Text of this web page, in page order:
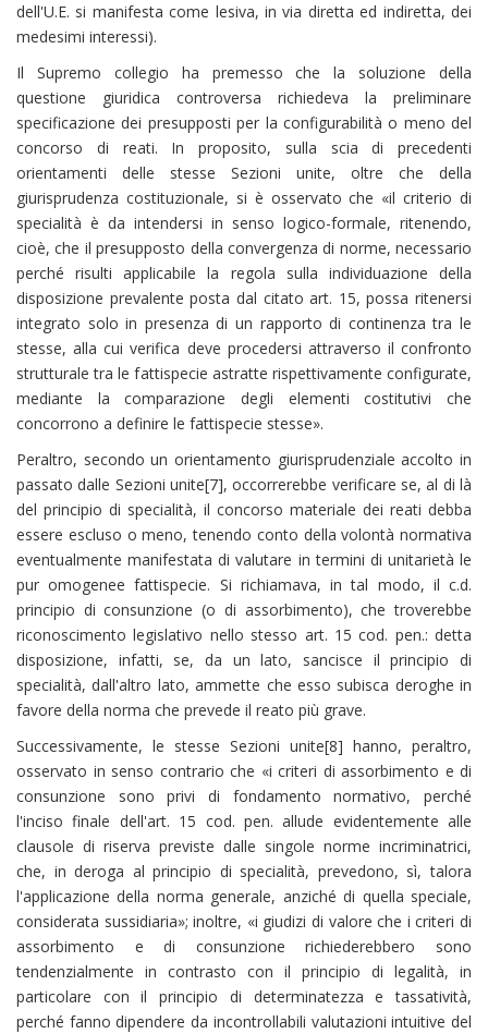
dell'U.E. si manifesta come lesiva, in via diretta ed indiretta, dei
medesimi interessi).
Il Supremo collegio ha premesso che la soluzione della
questione giuridica controversa richiedeva la preliminare
specificazione dei presupposti per la configurabilità o meno del
concorso di reati. In proposito, sulla scia di precedenti
orientamenti delle stesse Sezioni unite, oltre che della
giurisprudenza costituzionale, si è osservato che «il criterio di
specialità è da intendersi in senso logico-formale, ritenendo,
cioè, che il presupposto della convergenza di norme, necessario
perché risulti applicabile la regola sulla individuazione della
disposizione prevalente posta dal citato art. 15, possa ritenersi
integrato solo in presenza di un rapporto di continenza tra le
stesse, alla cui verifica deve procedersi attraverso il confronto
strutturale tra le fattispecie astratte rispettivamente configurate,
mediante la comparazione degli elementi costitutivi che
concorrono a definire le fattispecie stesse».
Peraltro, secondo un orientamento giurisprudenziale accolto in
passato dalle Sezioni unite[7], occorrerebbe verificare se, al di là
del principio di specialità, il concorso materiale dei reati debba
essere escluso o meno, tenendo conto della volontà normativa
eventualmente manifestata di valutare in termini di unitarietà le
pur omogenee fattispecie. Si richiamava, in tal modo, il c.d.
principio di consunzione (o di assorbimento), che troverebbe
riconoscimento legislativo nello stesso art. 15 cod. pen.: detta
disposizione, infatti, se, da un lato, sancisce il principio di
specialità, dall'altro lato, ammette che esso subisca deroghe in
favore della norma che prevede il reato più grave.
Successivamente, le stesse Sezioni unite[8] hanno, peraltro,
osservato in senso contrario che «i criteri di assorbimento e di
consunzione sono privi di fondamento normativo, perché
l'inciso finale dell'art. 15 cod. pen. allude evidentemente alle
clausole di riserva previste dalle singole norme incriminatrici,
che, in deroga al principio di specialità, prevedono, sì, talora
l'applicazione della norma generale, anziché di quella speciale,
considerata sussidiaria»; inoltre, «i giudizi di valore che i criteri di
assorbimento e di consunzione richiederebbero sono
tendenzialmente in contrasto con il principio di legalità, in
particolare con il principio di determinatezza e tassatività,
perché fanno dipendere da incontrollabili valutazioni intuitive del